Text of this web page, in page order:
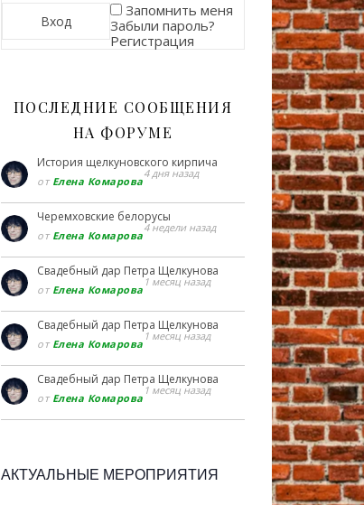
Запомнить меня
Забыли пароль?
Регистрация
ПОСЛЕДНИЕ СООБЩЕНИЯ
НА ФОРУМЕ
История щелкуновского кирпича
от Елена Комарова
4 дня назад
Черемховские белорусы
от Елена Комарова
4 недели назад
Свадебный дар Петра Щелкунова
от Елена Комарова
1 месяц назад
Свадебный дар Петра Щелкунова
от Елена Комарова
1 месяц назад
Свадебный дар Петра Щелкунова
от Елена Комарова
1 месяц назад
АКТУАЛЬНЫЕ МЕРОПРИЯТИЯ